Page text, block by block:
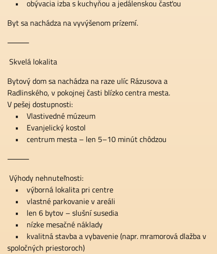
• obývacia izba s kuchyňou a jedálenskou časťou
Byt sa nachádza na vyvýšenom prízemí.
⸻
Skvelá lokalita
Bytový dom sa nachádza na raze ulíc Rázusova a
Radlinského, v pokojnej časti blízko centra mesta.
V pešej dostupnosti:
• Vlastivedné múzeum
• Evanjelický kostol
• centrum mesta – len 5–10 minút chôdzou
⸻
Výhody nehnuteľnosti:
• výborná lokalita pri centre
• vlastné parkovanie v areáli
• len 6 bytov – slušní susedia
• nízke mesačné náklady
• kvalitná stavba a vybavenie (napr. mramorová dlažba v
spoločných priestoroch)